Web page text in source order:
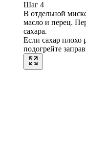
Шаг 4
В отдельной
масло и перец.
сахара.
Если сахар плохо
подогрейте